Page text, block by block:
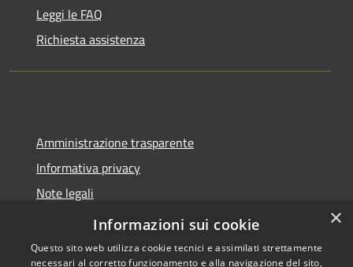
Leggi le FAQ
Richiesta assistenza
Amministrazione trasparente
Informativa privacy
Note legali
Dichiarazione di accessibilità
×
Informazioni sui cookie
Questo sito web utilizza cookie tecnici e assimilati strettamente
necessari al corretto funzionamento e alla navigazione del sito,